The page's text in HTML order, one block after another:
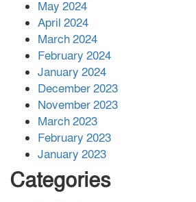
May 2024
April 2024
March 2024
February 2024
January 2024
December 2023
November 2023
March 2023
February 2023
January 2023
Categories